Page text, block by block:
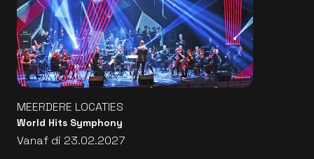
MEERDERE LOCATIES
World Hits Symphony
Vanaf di 23.02.2027